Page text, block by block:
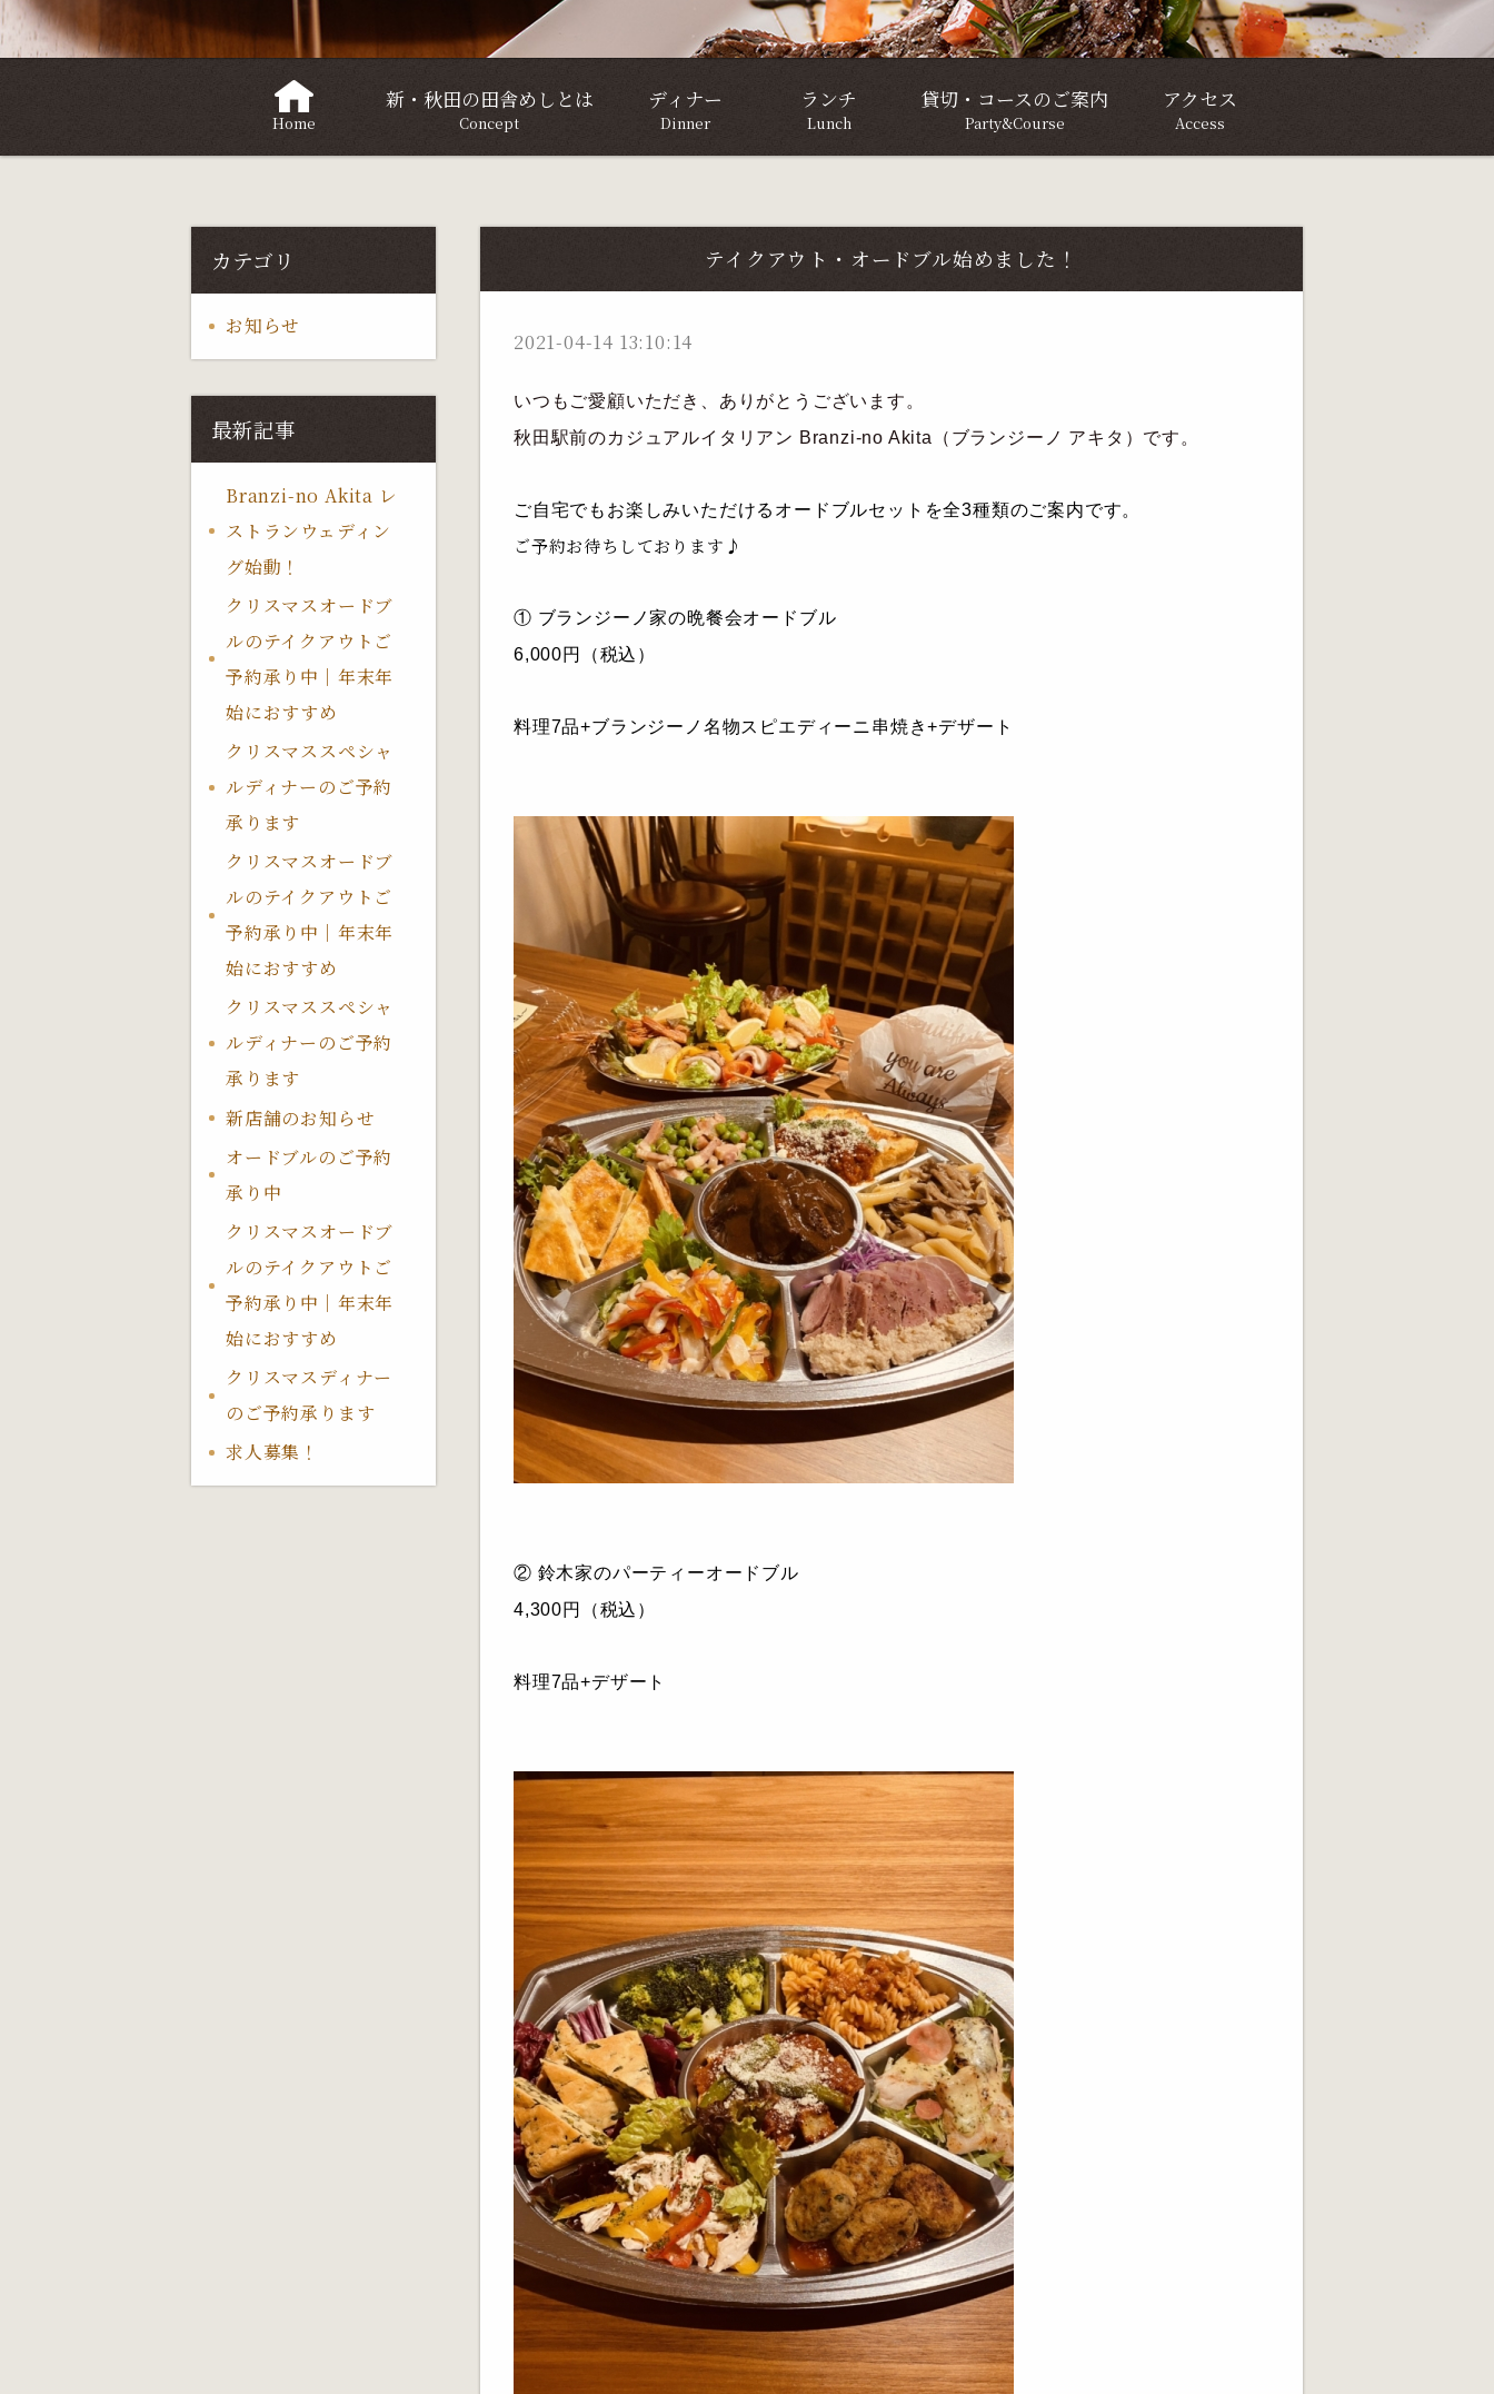
Home
新・秋田の田舎めしとは
Concept
ディナー
Dinner
ランチ
Lunch
貸切・コースのご案内
Party&Course
アクセス
Access
カテゴリ
お知らせ
最新記事
Branzi-no Akita レ
ストランウェディン
グ始動！
クリスマスオードブ
ルのテイクアウトご
予約承り中｜年末年
始におすすめ
クリスマススペシャ
ルディナーのご予約
承ります
クリスマスオードブ
ルのテイクアウトご
予約承り中｜年末年
始におすすめ
クリスマススペシャ
ルディナーのご予約
承ります
新店舗のお知らせ
オードブルのご予約
承り中
クリスマスオードブ
ルのテイクアウトご
予約承り中｜年末年
始におすすめ
クリスマスディナー
のご予約承ります
求人募集！
テイクアウト・オードブル始めました！
2021-04-14 13:10:14
いつもご愛顧いただき、ありがとうございます。
秋田駅前のカジュアルイタリアン Branzi-no Akita（ブランジーノ アキタ）です。
ご自宅でもお楽しみいただけるオードブルセットを全3種類のご案内です。
ご予約お待ちしております♪
① ブランジーノ家の晩餐会オードブル
6,000円（税込）
料理7品+ブランジーノ名物スピエディーニ串焼き+デザート
② 鈴木家のパーティーオードブル
4,300円
（税込）
料理7品+デザート